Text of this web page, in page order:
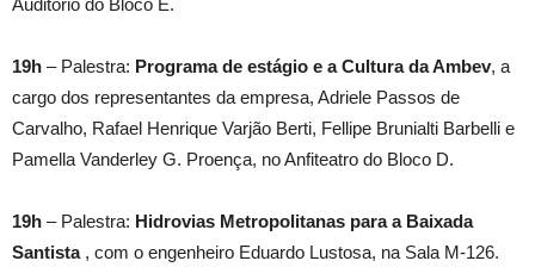
Auditório do Bloco E.
19h – Palestra: Programa de estágio e a Cultura da Ambev, a
cargo dos representantes da empresa, Adriele Passos de
Carvalho, Rafael Henrique Varjão Berti, Fellipe Brunialti Barbelli e
Pamella Vanderley G. Proença, no Anfiteatro do Bloco D.
19h – Palestra: Hidrovias Metropolitanas para a Baixada
Santista, com o engenheiro Eduardo Lustosa, na Sala M-126.